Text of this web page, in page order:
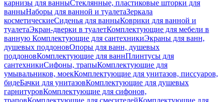
карнизы для ванныСтеклянные, пластиковые шторки для
ванныНаборы для ванной и туалетаЗеркала
косметическиеСиденья для ванныКоврики для ванной и
туалетаЭкран-дверки в туалетКомплектующие для мебели в
ванную Комплектующие для сантехникиЭкраны для ванн,
душевых поддоновОпоры для ванн, душевых
поддоновКомплектующие для ваннПлинтусы для
сантехникиСифоны, трапыКомплектующие для
умывальников, моекКомплектующие для унитазов, писсуаров,
бидеБачки для унитазовКомплектующие для душевых
гарнитуровКомплектующие для сифонов,
траповКомплектующие для смесителейКомплектующие для